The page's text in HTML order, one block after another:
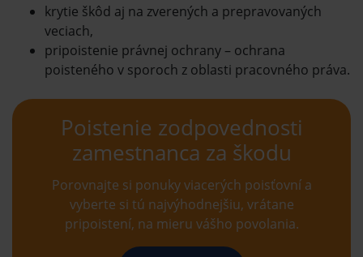
krytie škôd aj na zverených a prepravovaných
veciach,
pripoistenie právnej ochrany – ochrana
poisteného v sporoch z oblasti pracovného práva.
Poistenie zodpovednosti
zamestnanca za škodu
Porovnajte si ponuky viacerých poisťovní a
vyberte si tú najvýhodnejšiu, vrátane
pripoistení, na mieru vášho povolania.